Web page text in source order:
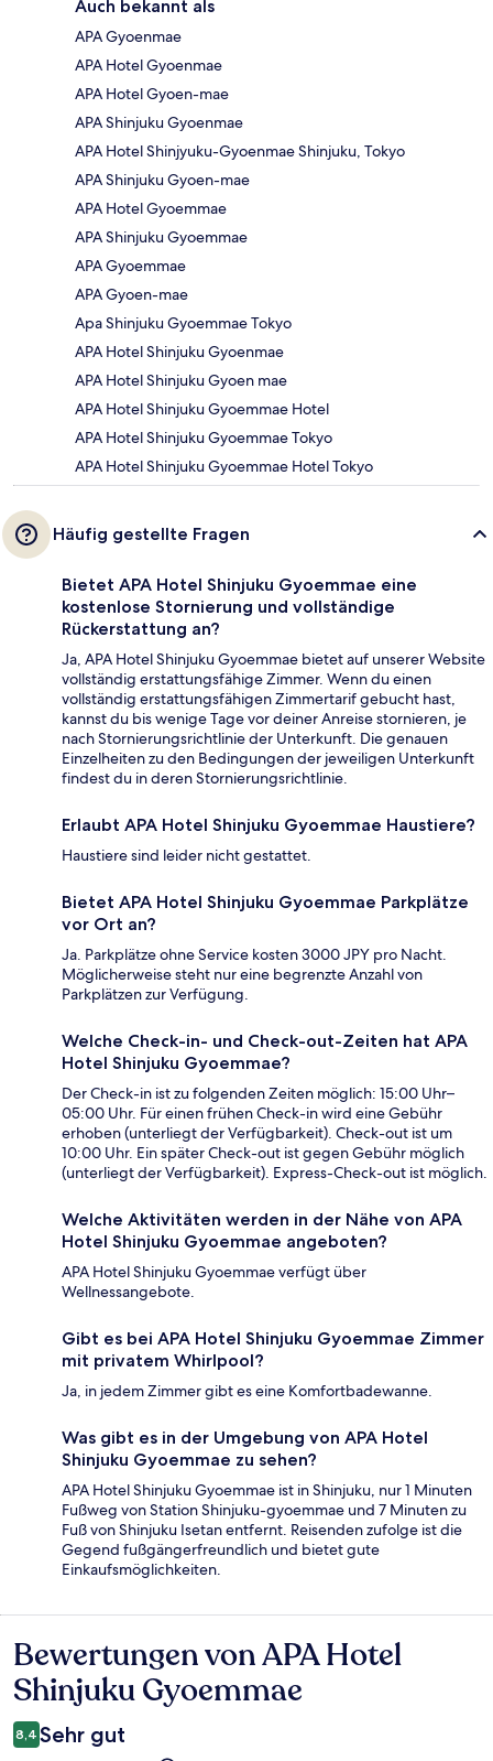
Auch bekannt als
APA Gyoenmae
APA Hotel Gyoenmae
APA Hotel Gyoen-mae
APA Shinjuku Gyoenmae
APA Hotel Shinjyuku-Gyoenmae Shinjuku, Tokyo
APA Shinjuku Gyoen-mae
APA Hotel Gyoemmae
APA Shinjuku Gyoemmae
APA Gyoemmae
APA Gyoen-mae
Apa Shinjuku Gyoemmae Tokyo
APA Hotel Shinjuku Gyoenmae
APA Hotel Shinjuku Gyoen mae
APA Hotel Shinjuku Gyoemmae Hotel
APA Hotel Shinjuku Gyoemmae Tokyo
APA Hotel Shinjuku Gyoemmae Hotel Tokyo
Häufig gestellte Fragen
Bietet APA Hotel Shinjuku Gyoemmae eine
kostenlose Stornierung und vollständige
Rückerstattung an?
Ja, APA Hotel Shinjuku Gyoemmae bietet auf unserer Website
vollständig erstattungsfähige Zimmer. Wenn du einen
vollständig erstattungsfähigen Zimmertarif gebucht hast,
kannst du bis wenige Tage vor deiner Anreise stornieren, je
nach Stornierungsrichtlinie der Unterkunft. Die genauen
Einzelheiten zu den Bedingungen der jeweiligen Unterkunft
findest du in deren Stornierungsrichtlinie.
Erlaubt APA Hotel Shinjuku Gyoemmae Haustiere?
Haustiere sind leider nicht gestattet.
Bietet APA Hotel Shinjuku Gyoemmae Parkplätze
vor Ort an?
Ja. Parkplätze ohne Service kosten 3000 JPY pro Nacht.
Möglicherweise steht nur eine begrenzte Anzahl von
Parkplätzen zur Verfügung.
Welche Check-in- und Check-out-Zeiten hat APA
Hotel Shinjuku Gyoemmae?
Der Check-in ist zu folgenden Zeiten möglich: 15:00 Uhr–
05:00 Uhr. Für einen frühen Check-in wird eine Gebühr
erhoben (unterliegt der Verfügbarkeit). Check-out ist um
10:00 Uhr. Ein später Check-out ist gegen Gebühr möglich
(unterliegt der Verfügbarkeit). Express-Check-out ist möglich.
Welche Aktivitäten werden in der Nähe von APA
Hotel Shinjuku Gyoemmae angeboten?
APA Hotel Shinjuku Gyoemmae verfügt über
Wellnessangebote.
Gibt es bei APA Hotel Shinjuku Gyoemmae Zimmer
mit privatem Whirlpool?
Ja, in jedem Zimmer gibt es eine Komfortbadewanne.
Was gibt es in der Umgebung von APA Hotel
Shinjuku Gyoemmae zu sehen?
APA Hotel Shinjuku Gyoemmae ist in Shinjuku, nur 1 Minuten
Fußweg von Station Shinjuku-gyoemmae und 7 Minuten zu
Fuß von Shinjuku Isetan entfernt. Reisenden zufolge ist die
Gegend fußgängerfreundlich und bietet gute
Einkaufsmöglichkeiten.
Bewertungen
Bewertungen von APA Hotel
Shinjuku Gyoemmae
8,4 Sehr gut